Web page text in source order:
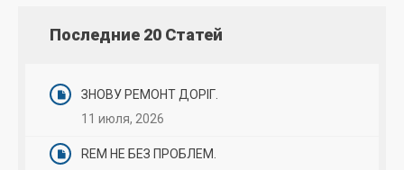
Последние 20 Статей
ЗНОВУ РЕМОНТ ДОРІГ.
11 июля, 2026
REM НЕ БЕЗ ПРОБЛЕМ.